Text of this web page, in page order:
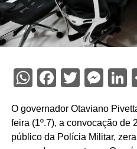
WhatsApp
Facebook
Twitter
O governador Otaviano
feira (1º.7), a convocação de
público da Polícia Militar,